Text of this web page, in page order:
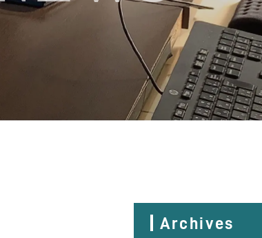
Archives